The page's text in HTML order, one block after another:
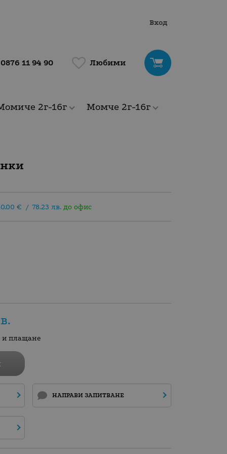
Вход
0876 11 94 90 Любими
2г-16г Момче 2г-16г
€ / 78.23 лв. до офис
и плащане
НАПРАВИ ЗАПИТВАНЕ